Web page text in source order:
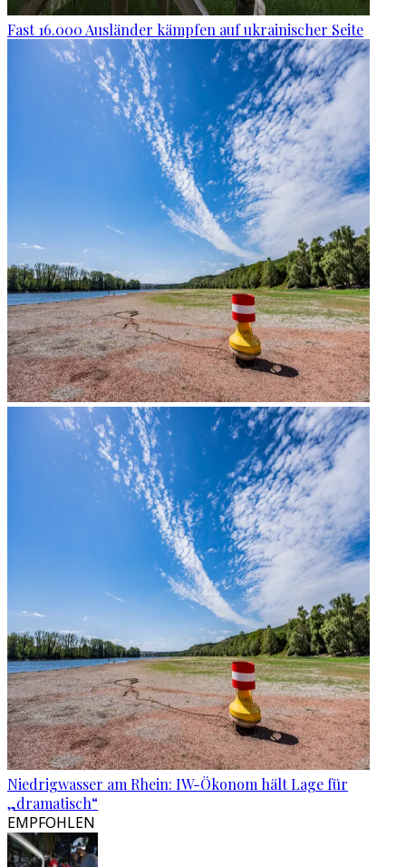
Fast 16.000 Ausländer kämpfen auf ukrainischer Seite
Niedrigwasser am Rhein: IW-Ökonom hält Lage für
„dramatisch“
EMPFOHLEN